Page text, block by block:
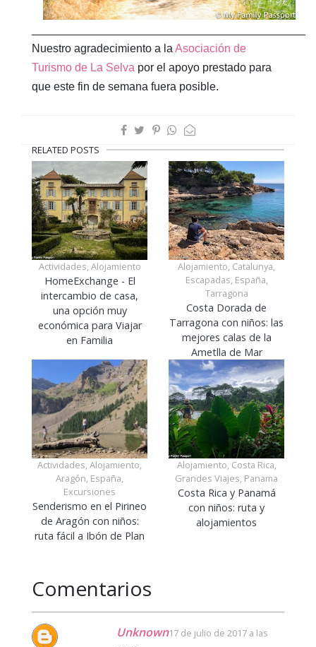
Nuestro agradecimiento a la Asociación de
Turismo de La Selva por el apoyo prestado para
que este fin de semana fuera posible.
RELATED POSTS
Actividades, Alojamiento
HomeExchange - El
intercambio de casa,
una opción muy
económica para Viajar
en Familia
Alojamiento, Catalunya,
Escapadas, España,
Tarragona
Costa Dorada de
Tarragona con niños: las
mejores calas de la
Ametlla de Mar
Actividades, Alojamiento,
Aragón, España,
Excursiones
Senderismo en el Pirineo
de Aragón con niños:
ruta fácil a Ibón de Plan
Alojamiento, Costa Rica,
Grandes Viajes, Panama
Costa Rica y Panamá
con niños: ruta y
alojamientos
Comentarios
Unknown17 de julio de 2017 a las